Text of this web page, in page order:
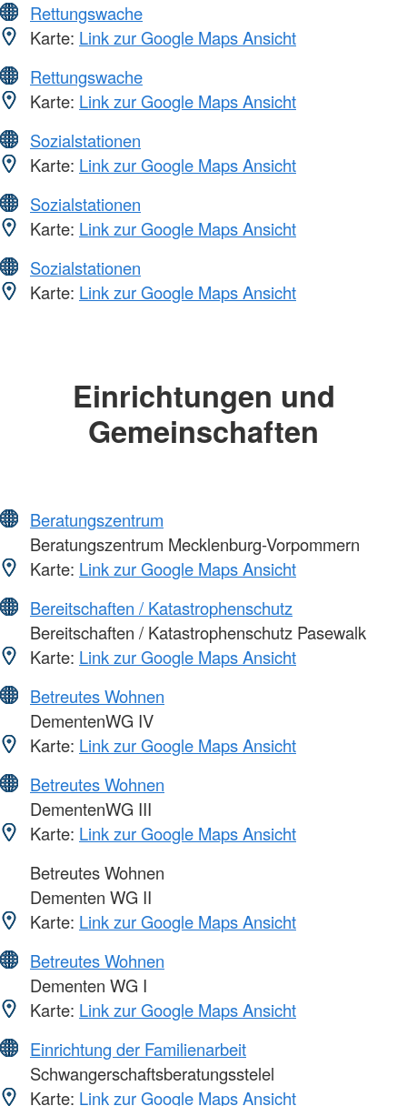
Rettungswache
Karte: Link zur Google Maps Ansicht
Rettungswache
Karte: Link zur Google Maps Ansicht
Sozialstationen
Karte: Link zur Google Maps Ansicht
Sozialstationen
Karte: Link zur Google Maps Ansicht
Sozialstationen
Karte: Link zur Google Maps Ansicht
Einrichtungen und
Gemeinschaften
Beratungszentrum
Beratungszentrum Mecklenburg-Vorpommern
Karte: Link zur Google Maps Ansicht
Bereitschaften / Katastrophenschutz
Bereitschaften / Katastrophenschutz Pasewalk
Karte: Link zur Google Maps Ansicht
Betreutes Wohnen
DementenWG IV
Karte: Link zur Google Maps Ansicht
Betreutes Wohnen
DementenWG III
Karte: Link zur Google Maps Ansicht
Betreutes Wohnen
Dementen WG II
Karte: Link zur Google Maps Ansicht
Betreutes Wohnen
Dementen WG I
Karte: Link zur Google Maps Ansicht
Einrichtung der Familienarbeit
Schwangerschaftsberatungsstelel
Karte: Link zur Google Maps Ansicht